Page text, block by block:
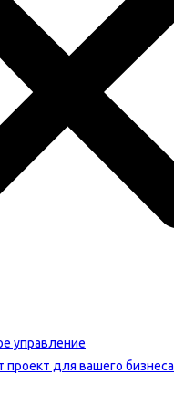
управление
проект для вашего бизнеса​